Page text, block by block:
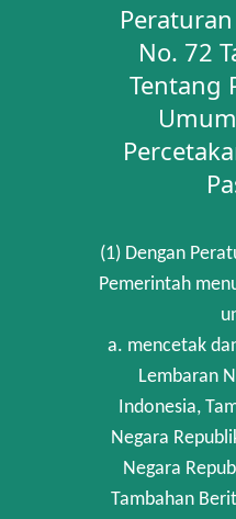
No. 72
Tentang
(1) Dengan
Pemerintah
a. mencetak
Lembaran
Indonesia,
Negara
Negara
Tambahan